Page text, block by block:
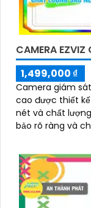
CAMERA EZVIZ
1,499,000 ₫
Camera giám
cao được thiết
nét và chất lượng cao. Với độ phân giải
bảo rõ ràng và